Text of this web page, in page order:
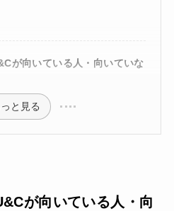
が向いている人・向いていな
と見る
が向いている人・向